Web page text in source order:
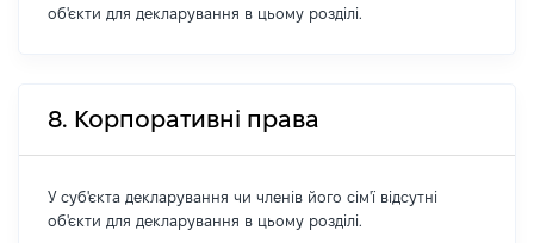
об'єкти для декларування в цьому розділі.
8. Корпоративні права
У суб'єкта декларування чи членів його сім'ї відсутні
об'єкти для декларування в цьому розділі.